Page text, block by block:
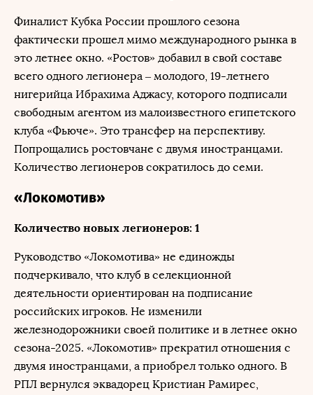
Финалист Кубка России прошлого сезона
фактически прошел мимо международного рынка в
это летнее окно. «Ростов» добавил в свой составе
всего одного легионера – молодого, 19-летнего
нигерийца Ибрахима Аджасу, которого подписали
свободным агентом из малоизвестного египетского
клуба «Фьюче». Это трансфер на перспективу.
Попрощались ростовчане с двумя иностранцами.
Количество легионеров сократилось до семи.
«Локомотив»
Количество новых легионеров: 1
Руководство «Локомотива» не единожды
подчеркивало, что клуб в селекционной
деятельности ориентирован на подписание
российских игроков. Не изменили
железнодорожники своей политике и в летнее окно
сезона-2025. «Локомотив» прекратил отношения с
двумя иностранцами, а приобрел только одного. В
РПЛ вернулся эквадорец Кристиан Рамирес,